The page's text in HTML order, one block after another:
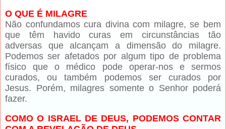
O QUE É MILAGRE
Não confundamos cura divina com milagre, se bem
que têm havido curas em circunstâncias tão
adversas que alcançam a dimensão do milagre.
Podemos ser afetados por algum tipo de problema
físico que o médico pode operar-nos e sermos
curados, ou também podemos ser curados por
Jesus. Porém, milagres somente o Senhor poderá
fazer.
COMO O ISRAEL DE DEUS, PODEMOS CONTAR